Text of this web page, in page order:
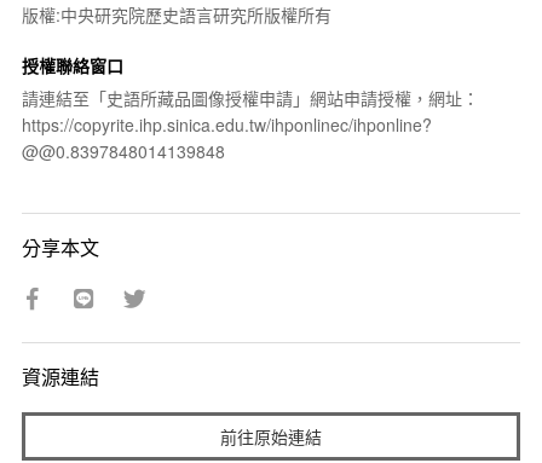
版權:中央研究院歷史語言研究所版權所有
授權聯絡窗口
請連結至「史語所藏品圖像授權申請」網站申請授權，網址：
https://copyrite.ihp.sinica.edu.tw/ihponlinec/ihponline?
@@0.8397848014139848
分享本文
資源連結
前往原始連結